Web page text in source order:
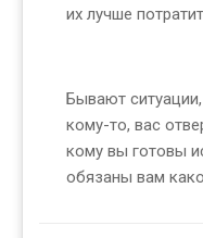
их лучше
Бывают
кому-то, вас
кому вы готовы
обязаны вам